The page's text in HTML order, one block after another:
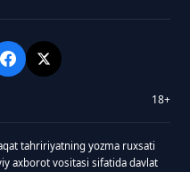
18+
tahririyatning yozma ruxsati
axborot vositasi sifatida davlat